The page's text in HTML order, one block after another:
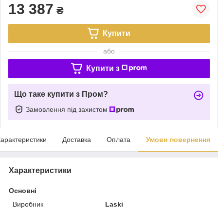
13 387 ₴
Купити
або
Купити з
Що таке купити з Пром?
Замовлення під захистом
Доставка Оплата Умови повернення
Характеристики
Основні
Виробник
Laski